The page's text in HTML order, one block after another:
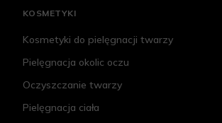
KOSMETYKI
Kosmetyki do pielęgnacji twarzy
Pielęgnacja okolic oczu
Oczyszczanie twarzy
Pielęgnacja ciała